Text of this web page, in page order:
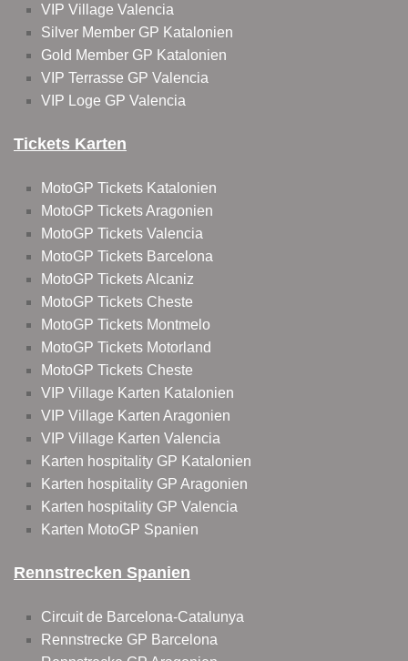
VIP Village Valencia
Silver Member GP Katalonien
Gold Member GP Katalonien
VIP Terrasse GP Valencia
VIP Loge GP Valencia
Tickets Karten
MotoGP Tickets Katalonien
MotoGP Tickets Aragonien
MotoGP Tickets Valencia
MotoGP Tickets Barcelona
MotoGP Tickets Alcaniz
MotoGP Tickets Cheste
MotoGP Tickets Montmelo
MotoGP Tickets Motorland
MotoGP Tickets Cheste
VIP Village Karten Katalonien
VIP Village Karten Aragonien
VIP Village Karten Valencia
Karten hospitality GP Katalonien
Karten hospitality GP Aragonien
Karten hospitality GP Valencia
Karten MotoGP Spanien
Rennstrecken Spanien
Circuit de Barcelona-Catalunya
Rennstrecke GP Barcelona